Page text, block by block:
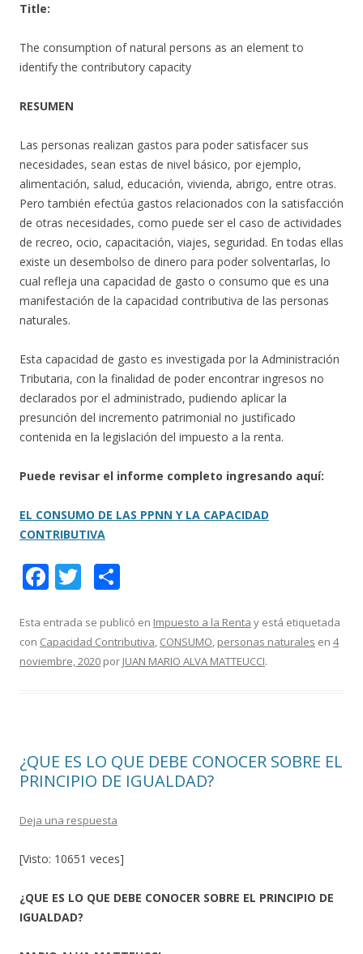
Title:
The consumption of natural persons as an element to
identify the contributory capacity
RESUMEN
Las personas realizan gastos para poder satisfacer sus
necesidades, sean estas de nivel básico, por ejemplo,
alimentación, salud, educación, vivienda, abrigo, entre otras.
Pero también efectúa gastos relacionados con la satisfacción
de otras necesidades, como puede ser el caso de actividades
de recreo, ocio, capacitación, viajes, seguridad. En todas ellas
existe un desembolso de dinero para poder solventarlas, lo
cual refleja una capacidad de gasto o consumo que es una
manifestación de la capacidad contributiva de las personas
naturales.
Esta capacidad de gasto es investigada por la Administración
Tributaria, con la finalidad de poder encontrar ingresos no
declarados por el administrado, pudiendo aplicar la
presunción del incremento patrimonial no justificado
contenida en la legislación del impuesto a la renta.
Puede revisar el informe completo ingresando aquí:
EL CONSUMO DE LAS PPNN Y LA CAPACIDAD
CONTRIBUTIVA
F
e
b
T
itt
er
m
p
Esta entrada se publicó en Impuesto a la Renta y está etiquetada
con Capacidad Contributiva, CONSUMO, personas naturales en 4
noviembre, 2020 por JUAN MARIO ALVA MATTEUCCI.
¿QUE ES LO QUE DEBE CONOCER SOBRE EL
PRINCIPIO DE IGUALDAD?
Deja una respuesta
[Visto: 10651 veces]
¿QUE ES LO QUE DEBE CONOCER SOBRE EL PRINCIPIO DE
IGUALDAD?